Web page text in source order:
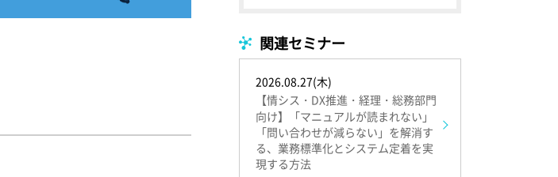
関連セミナー
2026.08.27(木)
【情シス・DX推進・経理・総務部門
向け】「マニュアルが読まれない」
「問い合わせが減らない」を解消す
る、業務標準化とシステム定着を実
現する方法